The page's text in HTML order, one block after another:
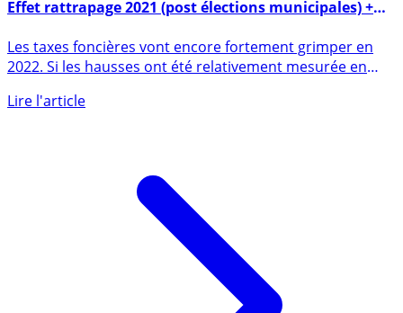
Effet rattrapage 2021 (post élections municipales) +
Revalorisation des valeurs locatives de +3.4%
2022. Si les hausses ont été relativement mesurée en